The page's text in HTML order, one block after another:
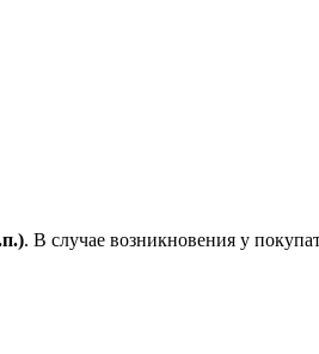
п.). В случае возникновения у